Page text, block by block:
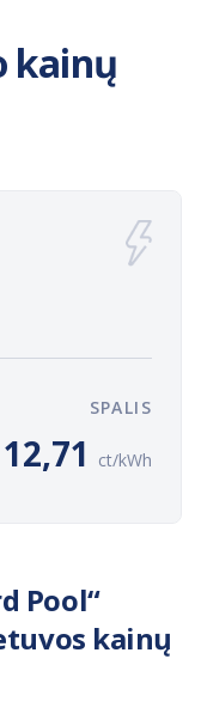
kainų
SPALIS
12,71 ct/kWh
Pool“
kainų